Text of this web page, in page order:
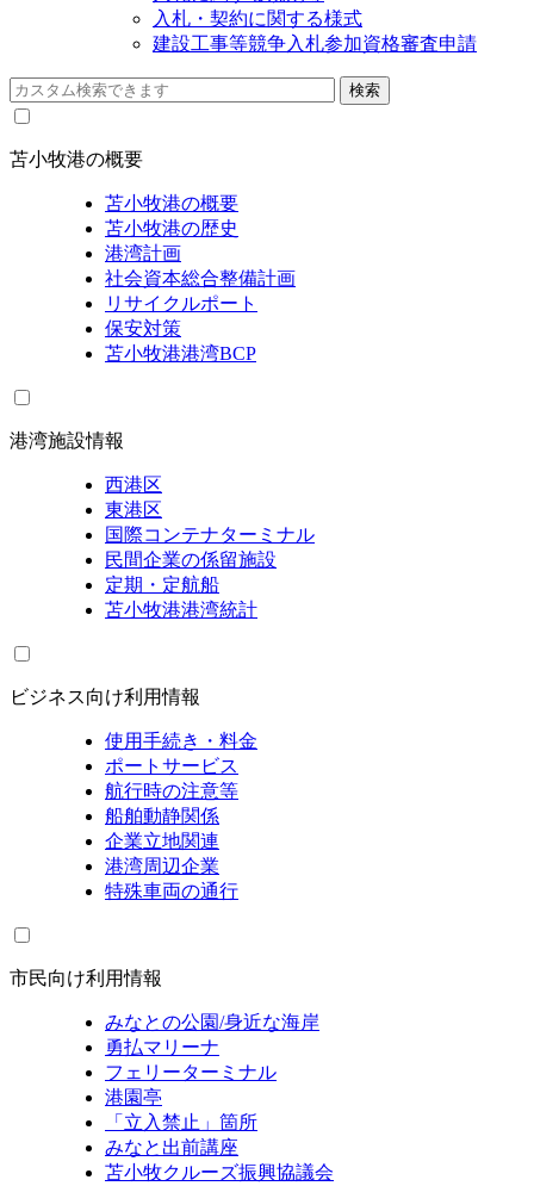
入札・契約に関する様式
建設工事等競争入札参加資格審査申請
苫小牧港の概要
苫小牧港の概要
苫小牧港の歴史
港湾計画
社会資本総合整備計画
リサイクルポート
保安対策
苫小牧港港湾BCP
港湾施設情報
西港区
東港区
国際コンテナターミナル
民間企業の係留施設
定期・定航船
苫小牧港港湾統計
ビジネス向け利用情報
使用手続き・料金
ポートサービス
航行時の注意等
船舶動静関係
企業立地関連
港湾周辺企業
特殊車両の通行
市民向け利用情報
みなとの公園/身近な海岸
勇払マリーナ
フェリーターミナル
港園亭
「立入禁止」箇所
みなと出前講座
苫小牧クルーズ振興協議会